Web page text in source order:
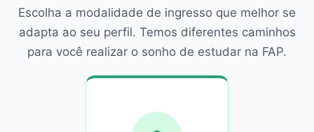
Escolha a modalidade de ingresso que melhor se
adapta ao seu perfil. Temos diferentes caminhos
para você realizar o sonho de estudar na FAP.